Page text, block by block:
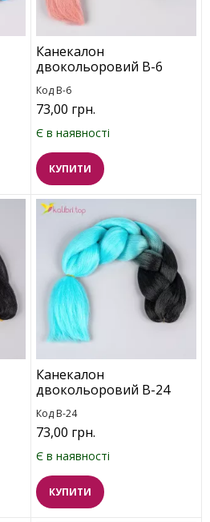
Канекалон
двокольоровий B-6
Код B-6
73,00 грн.
Є в наявності
КУПИТИ
Канекалон
двокольоровий B-24
Код B-24
73,00 грн.
Є в наявності
КУПИТИ